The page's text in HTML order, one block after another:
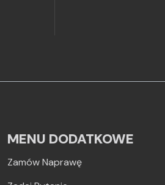
MENU DODATKOWE
Zamów Naprawę